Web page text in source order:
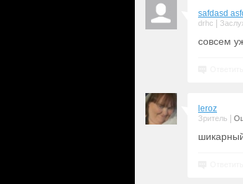
safdasd
drhc
совсем
leroz
Зритель